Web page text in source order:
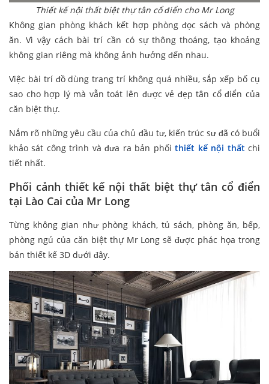
Thiết kế nội thất biệt thự tân cổ điển cho Mr Long
Không gian phòng khách kết hợp phòng đọc sách và phòng
ăn. Vì vậy cách bài trí cần có sự thông thoáng, tạo khoảng
không gian riêng mà không ảnh hưởng đến nhau.
Việc bài trí đồ dùng trang trí không quá nhiều, sắp xếp bố cụ
sao cho hợp lý mà vẫn toát lên được vẻ đẹp tân cổ điển của
căn biệt thự.
Nắm rõ những yêu cầu của chủ đầu tư, kiến trúc sư đã có buổi
khảo sát công trình và đưa ra bản phốithiết kế nội thất chi
tiết nhất.
Phối cảnh thiết kế nội thất biệt thự tân cổ điển
tại Lào Cai của Mr Long
Từng không gian như phòng khách, tủ sách, phòng ăn, bếp,
phòng ngủ của căn biệt thự Mr Long sẽ được phác họa trong
bản thiết kế 3D dưới đây.